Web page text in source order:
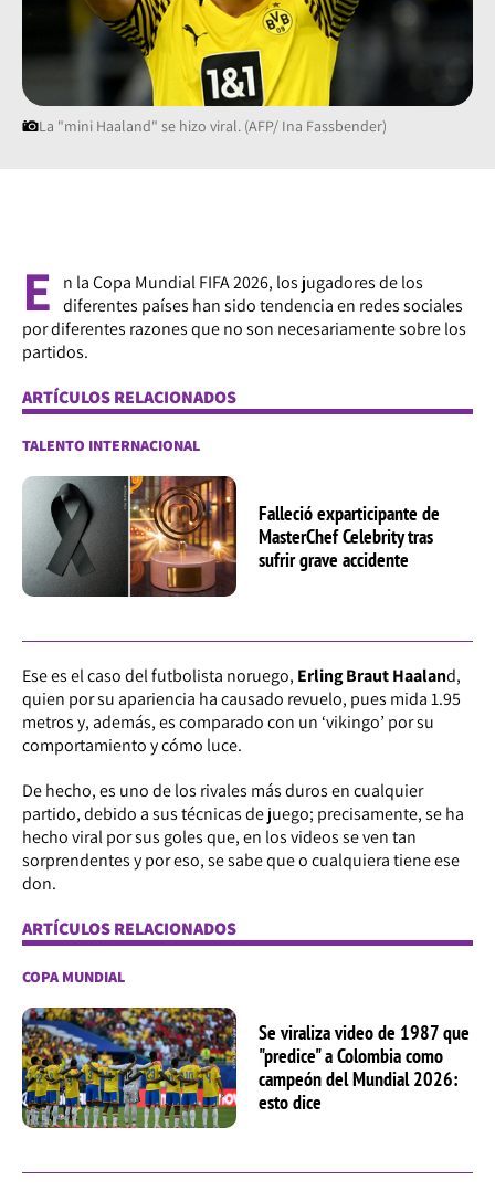
La "mini Haaland" se hizo viral. (AFP/ Ina Fassbender)
E
n la Copa Mundial FIFA 2026, los jugadores de los
diferentes países han sido tendencia en redes sociales
por diferentes razones que no son necesariamente sobre los
partidos.
ARTÍCULOS RELACIONADOS
TALENTO INTERNACIONAL
Falleció exparticipante de
MasterChef Celebrity tras
sufrir grave accidente
Ese es el caso del futbolista noruego, Erling Braut Haaland,
quien por su apariencia ha causado revuelo, pues mida 1.95
metros y, además, es comparado con un ‘vikingo’ por su
comportamiento y cómo luce.
De hecho, es uno de los rivales más duros en cualquier
partido, debido a sus técnicas de juego; precisamente, se ha
hecho viral por sus goles que, en los videos se ven tan
sorprendentes y por eso, se sabe que o cualquiera tiene ese
don.
ARTÍCULOS RELACIONADOS
COPA MUNDIAL
Se viraliza video de 1987 que
"predice" a Colombia como
campeón del Mundial 2026:
esto dice